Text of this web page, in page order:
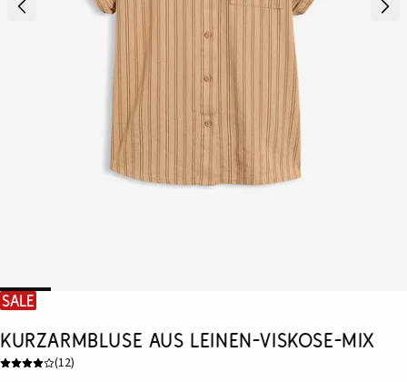
SALE
Kurzarmbluse aus Leinen-Viskose-Mix
(12)